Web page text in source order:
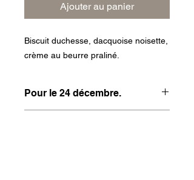
Ajouter au panier
Biscuit duchesse, dacquoise noisette,
crème au beurre praliné.
Pour le 24 décembre.